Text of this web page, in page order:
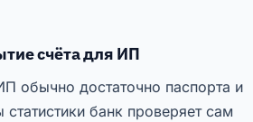
счёта для ИП
обычно достаточно паспорта и
банк проверяет сам